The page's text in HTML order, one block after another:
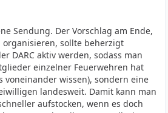
Sendung. Der Vorschlag am Ende,
sollte beherzigt
DARC aktiv werden, sodass man
einzelner Feuerwehren hat
voneinander wissen), sondern eine
landesweit. Damit kann man
aufstocken, wenn es doch